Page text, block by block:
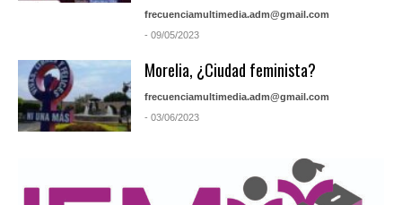
frecuenciamultimedia.adm@gmail.com
- 09/05/2023
Morelia, ¿Ciudad feminista?
frecuenciamultimedia.adm@gmail.com
- 03/06/2023